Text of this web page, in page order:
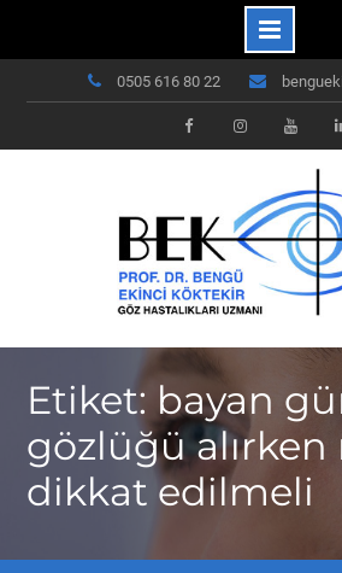
0505 616 80 22
FacebookInstagramYoutube
Etiket: bayan
gözlüğü alırken
dikkat edilmeli